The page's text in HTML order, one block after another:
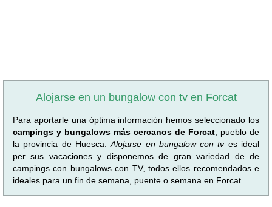
Alojarse en un bungalow con tv en Forcat
Para aportarle una óptima información hemos seleccionado los
campings y bungalows más cercanos de Forcat , pueblo de
la provincia de Huesca.Alojarse en bungalow con tves ideal
per sus vacaciones y disponemos de gran variedad de de
campings con bungalows con TV, todos ellos recomendados e
ideales para un fin de semana, puente o semana en Forcat.